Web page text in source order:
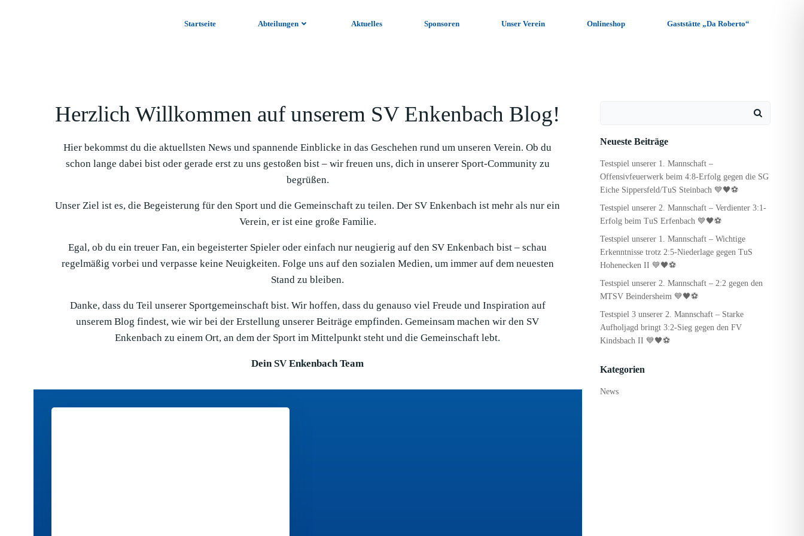
Startseite Abteilungen Aktuelles Sponsoren Unser Verein Onlineshop Gaststätte „Da Roberto“
Herzlich Willkommen auf unserem SV Enkenbach Blog!
Hier bekommst du die aktuellsten News und spannende Einblicke in das Geschehen rund um unseren Verein. Ob du
schon lange dabei bist oder gerade erst zu uns gestoßen bist – wir freuen uns, dich in unserer Sport-Community zu
begrüßen.
Unser Ziel ist es, die Begeisterung für den Sport und die Gemeinschaft zu teilen. Der SV Enkenbach ist mehr als nur ein
Verein, er ist eine große Familie.
Egal, ob du ein treuer Fan, ein begeisterter Spieler oder einfach nur neugierig auf den SV Enkenbach bist – schau
regelmäßig vorbei und verpasse keine Neuigkeiten. Folge uns auf den sozialen Medien, um immer auf dem neuesten
Stand zu bleiben.
Danke, dass du Teil unserer Sportgemeinschaft bist. Wir hoffen, dass du genauso viel Freude und Inspiration auf
unserem Blog findest, wie wir bei der Erstellung unserer Beiträge empfinden. Gemeinsam machen wir den SV
Enkenbach zu einem Ort, an dem der Sport im Mittelpunkt steht und die Gemeinschaft lebt.
Dein SV Enkenbach Team
Neueste Beiträge
Testspiel unserer 1. Mannschaft –
Offensivfeuerwerk beim 4:8-Erfolg gegen die SG
Eiche Sippersfeld/TuS Steinbach 💙🖤⚽
Testspiel unserer 2. Mannschaft – Verdienter 3:1-
Erfolg beim TuS Erfenbach 💙🖤⚽
Testspiel unserer 1. Mannschaft – Wichtige
Erkenntnisse trotz 2:5-Niederlage gegen TuS
Hohenecken II 💙🖤⚽
Testspiel unserer 2. Mannschaft – 2:2 gegen den
MTSV Beindersheim 💙🖤⚽
Testspiel 3 unserer 2. Mannschaft – Starke
Aufholjagd bringt 3:2-Sieg gegen den FV
Kindsbach II 💙🖤⚽
Kategorien
News